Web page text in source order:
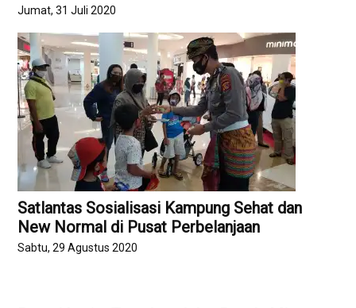
Jumat, 31 Juli 2020
Satlantas Sosialisasi Kampung Sehat dan
New Normal di Pusat Perbelanjaan
Sabtu, 29 Agustus 2020